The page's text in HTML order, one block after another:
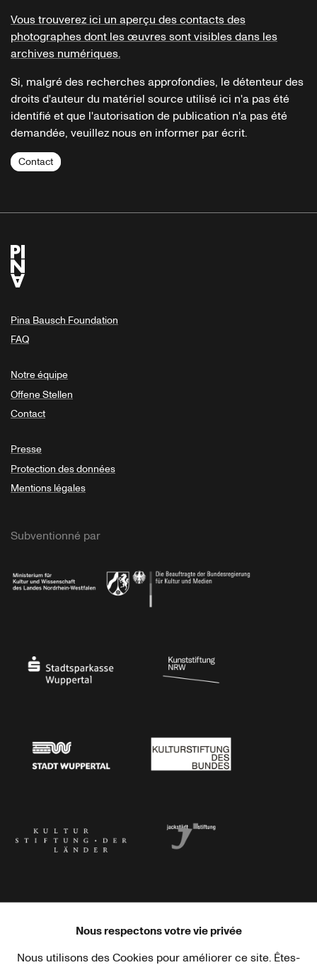
Vous trouverez ici un aperçu des contacts des
photographes dont les œuvres sont visibles dans les
archives numériques.
Si, malgré des recherches approfondies, le détenteur des
droits d'auteur du matériel source utilisé ici n'a pas été
identifié et que l'autorisation de publication n'a pas été
demandée, veuillez nous en informer par écrit.
Contact
Pina Bausch Foundation
FAQ
Notre équipe
Offene Stellen
Contact
Presse
Protection des données
Mentions légales
Subventionné par
Nous respectons votre vie privée
Nous utilisons des Cookies pour améliorer ce site. Êtes-